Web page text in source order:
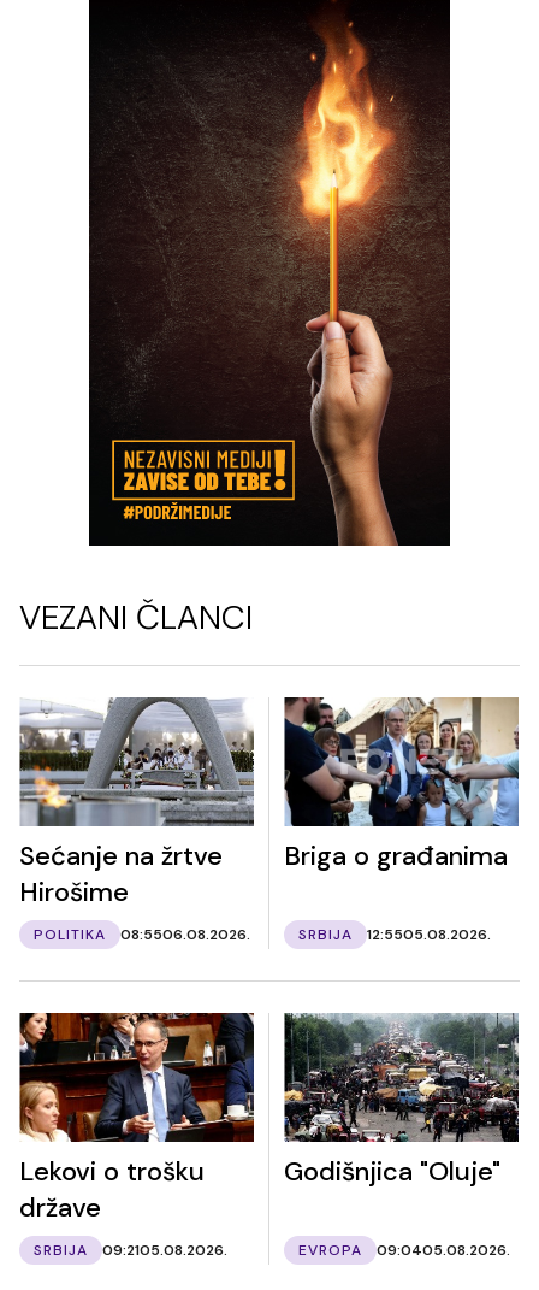
VEZANI ČLANCI
Sećanje na žrtve
Hirošime
POLITIKA 08:5506.08.2026.
Briga o građanima
SRBIJA 12:5505.08.2026.
Lekovi o trošku
države
SRBIJA 09:2105.08.2026.
Godišnjica "Oluje"
EVROPA 09:0405.08.2026.